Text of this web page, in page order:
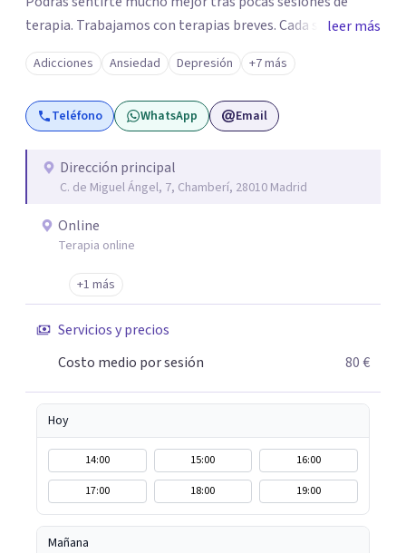
terapia. Trabajamos con terapias breves. Cada sesión de
terapia te resultará de utilidad y te ayudará a conseguir
tus objetivos. Entre nuestras especialidades destaca la
terapia de pareja y sexual, así como el tratamiento de
problemas emocionales, obsesiones, ansiedad , estrés,
además con un servicio de hipnosis regresiva para el
trabajo de "Terapia del Alma".
leer más
Adicciones Ansiedad Depresión +7 más
Teléfono WhatsApp Email
Dirección principal
C. de Miguel Ángel, 7, Chamberí, 28010 Madrid
Online
Terapia online
+1 más
Servicios y precios
Costo medio por sesión
80 €
Hoy
14:00 15:00
16:00
17:00
18:00 19:00
Mañana